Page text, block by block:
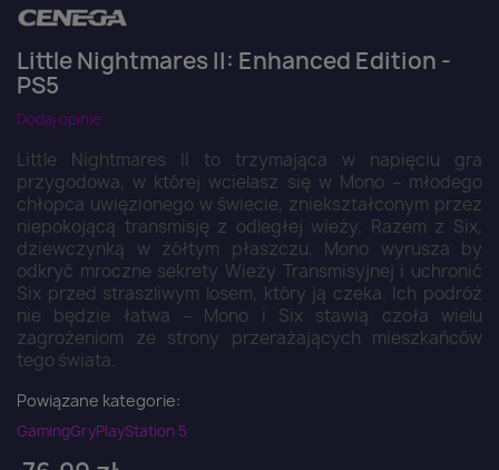
Little Nightmares II: Enhanced Edition -
PS5
Dodaj opinie
Little Nightmares II to trzymająca w napięciu gra
przygodowa, w której wcielasz się w Mono – młodego
chłopca uwięzionego w świecie, zniekształconym przez
niepokojącą transmisję z odległej wieży. Razem z Six,
dziewczynką w żółtym płaszczu, Mono wyrusza by
odkryć mroczne sekrety Wieży Transmisyjnej i uchronić
Six przed straszliwym losem, który ją czeka. Ich podróż
nie będzie łatwa – Mono i Six stawią czoła wielu
zagrożeniom ze strony przerażających mieszkańców
tego świata.
Powiązane kategorie:
GamingGryPlayStation 5